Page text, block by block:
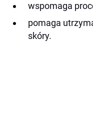
wspomaga
pomaga
skóry.